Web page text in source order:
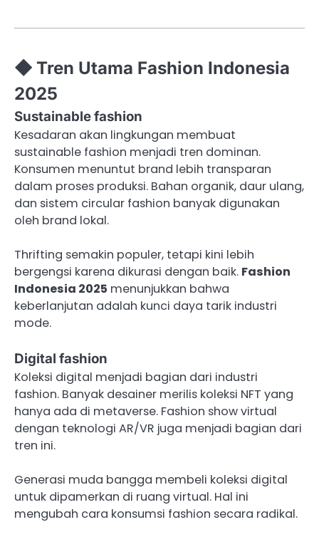
◆ Tren Utama Fashion Indonesia
2025
Sustainable fashion
Kesadaran akan lingkungan membuat
sustainable fashion menjadi tren dominan.
Konsumen menuntut brand lebih transparan
dalam proses produksi. Bahan organik, daur ulang,
dan sistem circular fashion banyak digunakan
oleh brand lokal.
Thrifting semakin populer, tetapi kini lebih
bergengsi karena dikurasi dengan baik. Fashion
Indonesia 2025 menunjukkan bahwa
keberlanjutan adalah kunci daya tarik industri
mode.
Digital fashion
Koleksi digital menjadi bagian dari industri
fashion. Banyak desainer merilis koleksi NFT yang
hanya ada di metaverse. Fashion show virtual
dengan teknologi AR/VR juga menjadi bagian dari
tren ini.
Generasi muda bangga membeli koleksi digital
untuk dipamerkan di ruang virtual. Hal ini
mengubah cara konsumsi fashion secara radikal.